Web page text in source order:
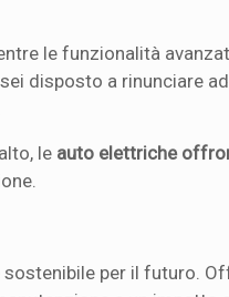
le funzionalità
disposto a rinunciare
le auto elettriche
per il futuro.